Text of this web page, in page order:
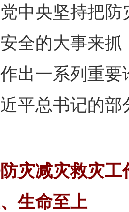
中央坚持把
全的大事来
出一系列重
平总书记的
减灾救灾工
生命至上